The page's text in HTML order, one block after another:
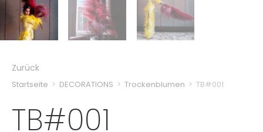
Zurück
Startseite > DECORATIONS > Trockenblumen > TB#001
TB#001